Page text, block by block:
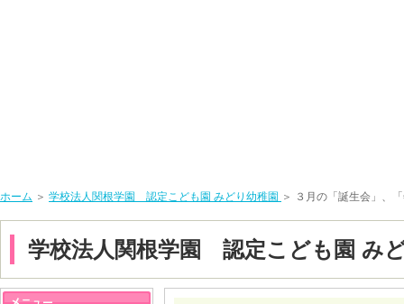
ホーム ＞ 学校法人関根学園 認定こども園 みどり幼稚園 ＞ ３月の「誕生会」、
学校法人関根学園 認定こども園 み